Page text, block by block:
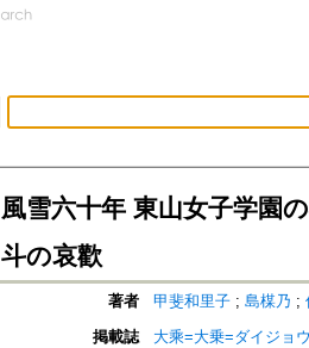
風雪六十年 東山女子学園
斗の哀歡
著者 甲斐和里子 ; 島楳乃 ;
掲載誌
大乘=大乗=ダイジョ